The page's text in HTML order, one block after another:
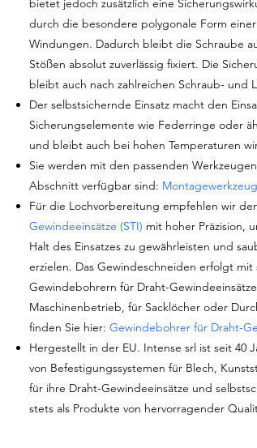
bietet jedoch zusätzlich eine
durch die besondere polygonale Form
Windungen. Dadurch bleibt die Schraube
Stößen absolut zuverlässig fixiert. Die
bleibt auch nach zahlreichen Schraub- und
Der selbstsichernde Einsatz macht den
Sicherungselemente wie Federringe oder
und bleibt auch bei hohen Temperaturen
Sie werden mit den passenden
Abschnitt verfügbar sind:
Für die Lochvorbereitung empfehlen wir
Gewindeeinsätze (STI) mit hoher Präzision,
Halt des Einsatzes zu gewährleisten und
erzielen. Das Gewindeschneiden erfolgt mit
Gewindebohrern für Draht-
Maschinenbetrieb, für Sacklöcher oder
finden Sie hier: Gewindebohrer für Draht-
Hergestellt in der EU. Intense srl ist seit 40
von Befestigungssystemen für Blech,
für ihre Draht-Gewindeeinsätze und
stets als Produkte von hervorragender